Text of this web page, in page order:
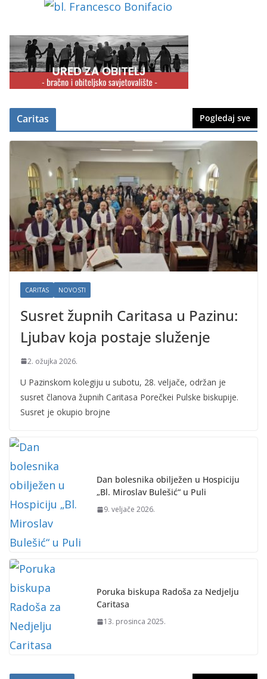
Caritas Pogledaj sve
CARITAS NOVOSTI
Susret župnih Caritasa u Pazinu:
Ljubav koja postaje služenje
2. ožujka 2026.
U Pazinskom kolegiju u subotu, 28. veljače, održan je
susret članova župnih Caritasa Porečkei Pulske biskupije.
Susret je okupio brojne
Dan bolesnika obilježen u Hospiciju
„Bl. Miroslav Bulešić“ u Puli
9. veljače 2026.
Poruka biskupa Radoša za Nedjelju
Caritasa
13. prosinca 2025.